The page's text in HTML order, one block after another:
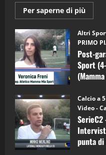
Per saperne di più
Post-
gara
Melia
–
Mia
Sport
6)
–
a
Altri
PRIMO
Post-
Sport
Calcio a
Video -
punta
3 21/04/
4
(Martedi
15/04/